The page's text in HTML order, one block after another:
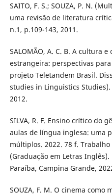
SAITO, F. S.; SOUZA, P. N.
uma revisão de literatura
n.1, p.109-143, 2011.
SALOMÃO, A. C. B. A cultura
estrangeira: perspectivas
projeto Teletandem Brasil.
studies in Linguistics Studies).
2012.
SILVA, R. F. Ensino crítico do
aulas de língua inglesa: uma
múltiplos. 2022. 78 f.
(Graduação em Letras
Paraíba, Campina Grande,
SOUZA, F. M. O cinema